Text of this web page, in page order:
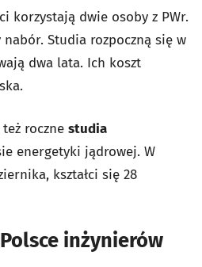
korzystają dwie osoby z PWr.
nabór. Studia rozpoczną się w
dwa lata. Ich koszt
roczne studia
energetyki jądrowej. W
kształci się 28
inżynierów